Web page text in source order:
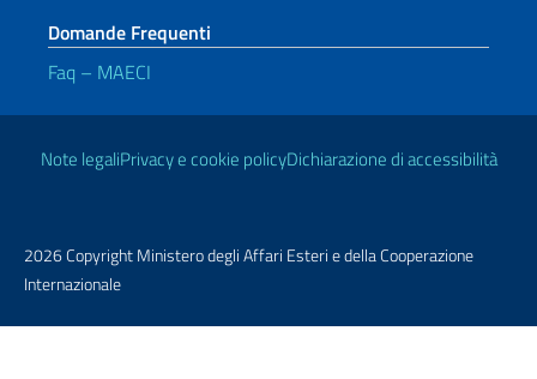
Domande Frequenti
Faq – MAECI
Link Utili
Note legaliPrivacy e cookie policyDichiarazione di accessibilità
2026 Copyright Ministero degli Affari Esteri e della Cooperazione
Internazionale